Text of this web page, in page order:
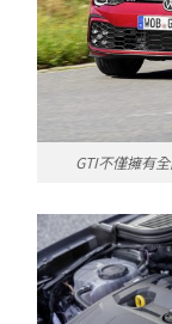
GTI不僅擁有